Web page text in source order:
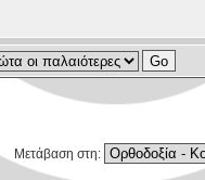
Μετάβαση στη: